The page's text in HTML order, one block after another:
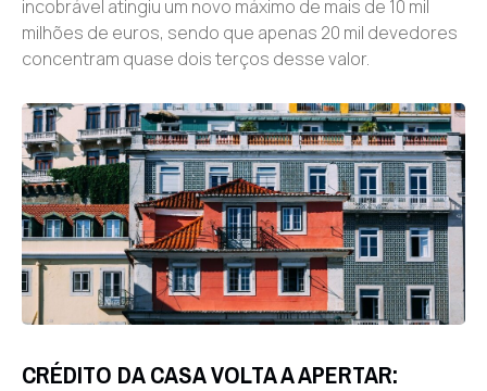
incobrável atingiu um novo máximo de mais de 10 mil
milhões de euros, sendo que apenas 20 mil devedores
concentram quase dois terços desse valor.
CRÉDITO DA CASA VOLTA A APERTAR: